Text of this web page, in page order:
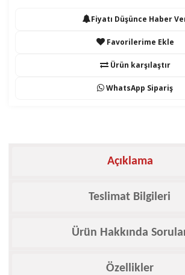
Fiyatı Düşünce Haber
Favorilerime Ekle
Ürün karşılaştır
WhatsApp Sipariş
Açıklama
Teslimat Bilgileri
Ürün Hakkında
Özellikler